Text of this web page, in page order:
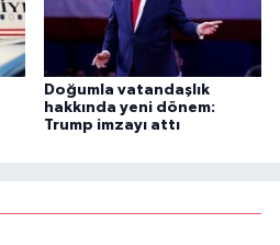
Doğumla vatandaşlık
hakkında yeni dönem:
Trump imzayı attı